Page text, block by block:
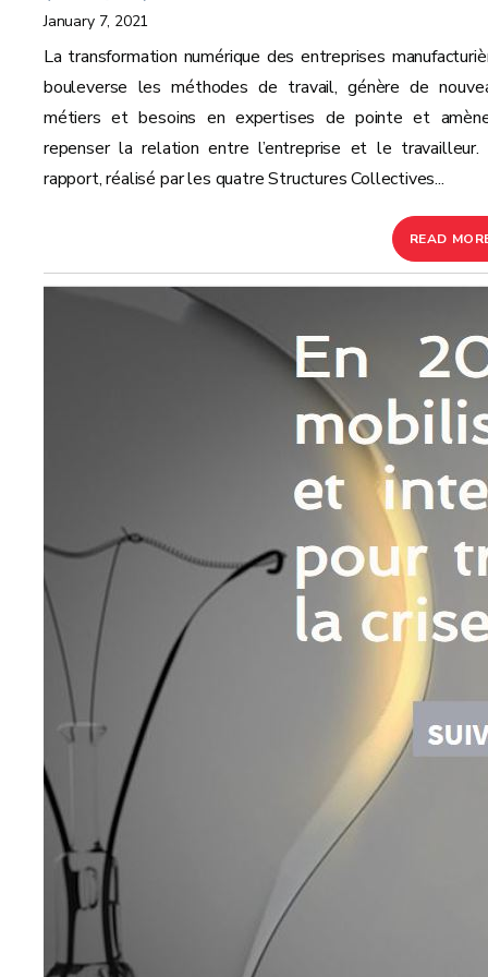
January 7, 2021
La transformation numérique des entreprises
bouleverse les méthodes de travail, génère de
métiers et besoins en expertises de pointe et
repenser la relation entre l’entreprise et le travailleur.
rapport, réalisé par les quatre Structures Collectives...
READ